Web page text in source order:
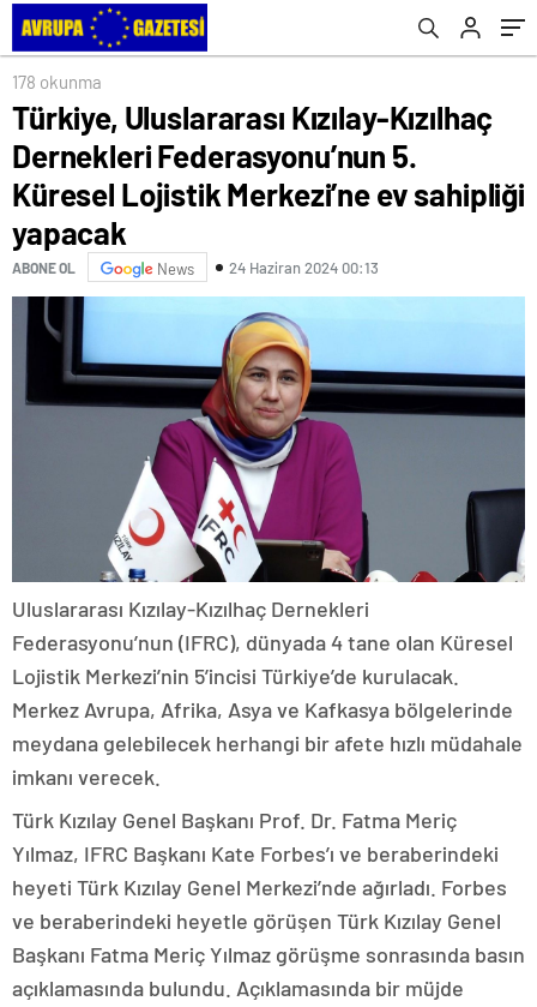
Lojistik Merkezi’ne ev sahipliği yapacak
178 okunma
Türkiye, Uluslararası Kızılay-Kızılhaç
Dernekleri Federasyonu’nun 5.
Küresel Lojistik Merkezi’ne ev sahipliği
yapacak
ABONE OL News 24 Haziran 2024 00:13
Uluslararası Kızılay-Kızılhaç Dernekleri
Federasyonu’nun (IFRC), dünyada 4 tane olan Küresel
Lojistik Merkezi’nin 5’incisi Türkiye’de kurulacak.
Merkez Avrupa, Afrika, Asya ve Kafkasya bölgelerinde
meydana gelebilecek herhangi bir afete hızlı müdahale
imkanı verecek.
Türk Kızılay Genel Başkanı Prof. Dr. Fatma Meriç
Yılmaz, IFRC Başkanı Kate Forbes’ı ve beraberindeki
heyeti Türk Kızılay Genel Merkezi’nde ağırladı. Forbes
ve beraberindeki heyetle görüşen Türk Kızılay Genel
Başkanı Fatma Meriç Yılmaz görüşme sonrasında basın
açıklamasında bulundu. Açıklamasında bir müjde